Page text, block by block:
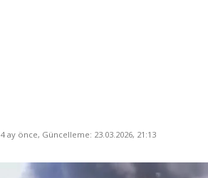
4 ay önce, Güncelleme: 23.03.2026, 21:13